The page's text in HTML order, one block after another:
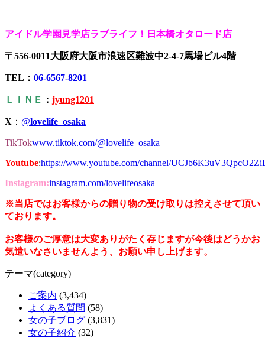
アイドル学園見学店ラブライフ！日本橋オタロード店
〒556-0011大阪府大阪市浪速区難波中2-4-7馬場ビル4階
TEL： 06-6567-8201
ＬＩＮＥ ： jyung1201
X ： @lovelife_osaka
TikTokwww.tiktok.com/@lovelife_osaka
Youtube:https://www.youtube.com/channel/
Instagram:instagram.com/lovelifeosaka
※当店ではお客様からの贈り物の受け取りは控えさせて頂い
ております。
お客様のご厚意は大変ありがたく存じますが今後はどうかお
気遣いなさいませんよう、お願い申し上げます。
テーマ(category)
ご案内 (3,434)
よくある質問 (58)
女の子ブログ (3,831)
女の子紹介 (32)